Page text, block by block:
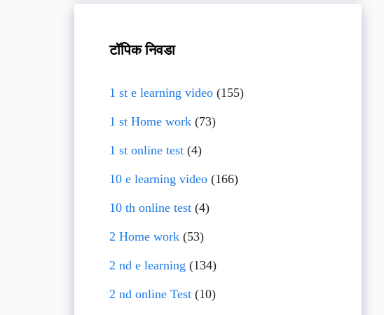
टॉपिक निवडा
1 st e learning video(155)
1 st Home work(73)
1 st online test(4)
10 e learning video(166)
10 th online test(4)
2 Home work(53)
2 nd e learning (134)
2 nd online Test(10)